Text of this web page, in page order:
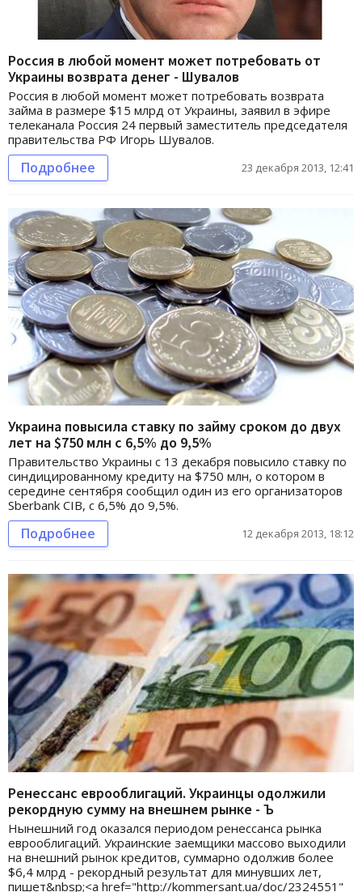
Россия в любой момент может потребовать от
Украины возврата денег - Шувалов
Россия в любой момент может потребовать возврата
займа в размере $15 млрд от Украины, заявил в эфире
телеканала Россия 24 первый заместитель председателя
правительства РФ Игорь Шувалов.
Подробнее 23 декабря 2013, 12:41
Украина повысила ставку по займу сроком до двух
лет на $750 млн с 6,5% до 9,5%
Правительство Украины с 13 декабря повысило ставку по
синдицированному кредиту на $750 млн, о котором в
середине сентября сообщил один из его организаторов
Sberbank CIB, с 6,5% до 9,5%.
Подробнее 12 декабря 2013, 18:12
Ренессанс еврооблигаций. Украинцы одолжили
рекордную сумму на внешнем рынке - Ъ
Нынешний год оказался периодом ренессанса рынка
еврооблигаций. Украинские заемщики массово выходили
на внешний рынок кредитов, суммарно одолжив более
$6,4 млрд - рекордный результат для минувших лет,
пишет&nbsp;<a href="http://kommersant.ua/doc/2324551"